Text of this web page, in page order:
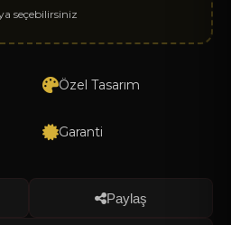
seçebilirsiniz
Özel Tasarım
Garanti
Paylaş